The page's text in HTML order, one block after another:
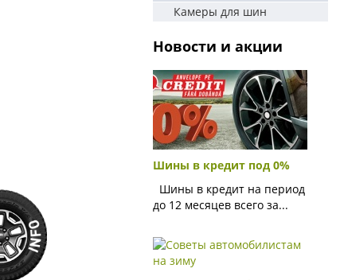
Камеры для шин
Новости и акции
Шины в кредит под 0%
Шины в кредит на период
до 12 месяцев всего за...